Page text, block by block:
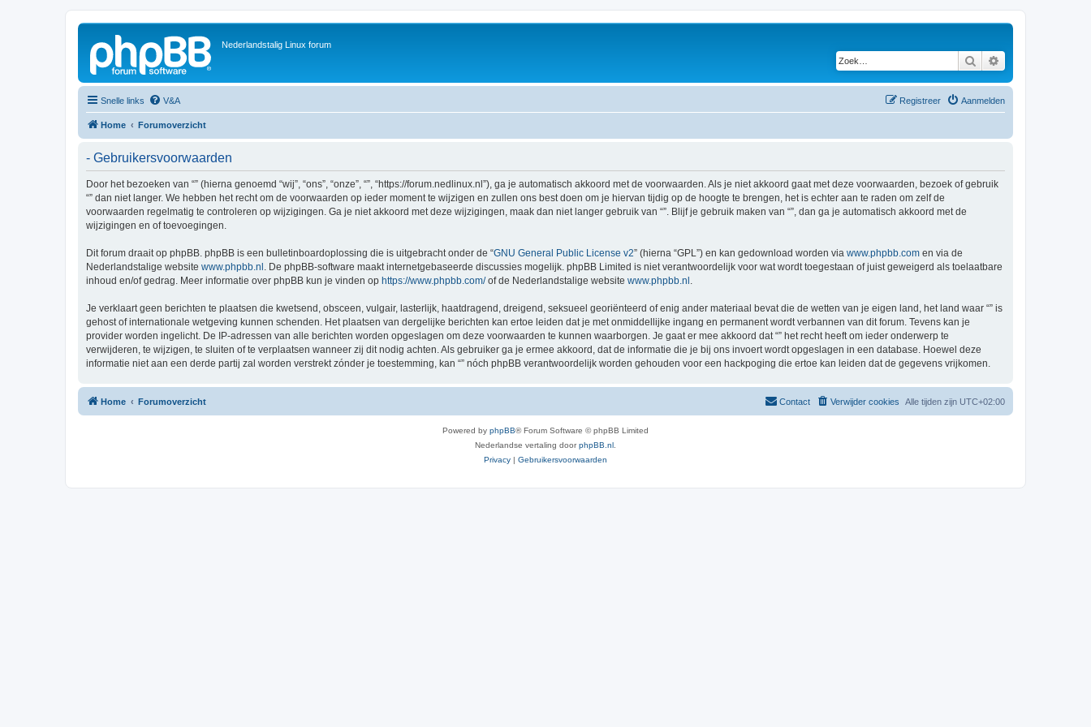
Nederlandstalig Linux forum
Zoek
Snelle links V&A Aanmelden
Registreer
Home Forumoverzicht
- Gebruikersvoorwaarden
Door het bezoeken van “” (hierna genoemd “wij”, “ons”, “onze”, “”, “https://forum.nedlinux.nl”), ga je automatisch akkoord met de voorwaarden. Als je niet akkoord gaat met deze voorwaarden, bezoek of gebruik
“” dan niet langer. We hebben het recht om de voorwaarden op ieder moment te wijzigen en zullen ons best doen om je hiervan tijdig op de hoogte te brengen, het is echter aan te raden om zelf de
voorwaarden regelmatig te controleren op wijzigingen. Ga je niet akkoord met deze wijzigingen, maak dan niet langer gebruik van “”. Blijf je gebruik maken van “”, dan ga je automatisch akkoord met de
wijzigingen en of toevoegingen.
Dit forum draait op phpBB. phpBB is een bulletinboardoplossing die is uitgebracht onder de “GNU General Public License v2” (hierna “GPL”) en kan gedownload worden via www.phpbb.com en via de
Nederlandstalige website www.phpbb.nl . De phpBB-software maakt internetgebaseerde discussies mogelijk. phpBB Limited is niet verantwoordelijk voor wat wordt toegestaan of juist geweigerd als toelaatbare
inhoud en/of gedrag. Meer informatie over phpBB kun je vinden op https://www.phpbb.com/of de Nederlandstalige website www.phpbb.nl .
Je verklaart geen berichten te plaatsen die kwetsend, obsceen, vulgair, lasterlijk, haatdragend, dreigend, seksueel georiënteerd of enig ander materiaal bevat die de wetten van je eigen land, het land waar “” is
gehost of internationale wetgeving kunnen schenden. Het plaatsen van dergelijke berichten kan ertoe leiden dat je met onmiddellijke ingang en permanent wordt verbannen van dit forum. Tevens kan je
provider worden ingelicht. De IP-adressen van alle berichten worden opgeslagen om deze voorwaarden te kunnen waarborgen. Je gaat er mee akkoord dat “” het recht heeft om ieder onderwerp te
verwijderen, te wijzigen, te sluiten of te verplaatsen wanneer zij dit nodig achten. Als gebruiker ga je ermee akkoord, dat de informatie die je bij ons invoert wordt opgeslagen in een database. Hoewel deze
informatie niet aan een derde partij zal worden verstrekt zónder je toestemming, kan “” nóch phpBB verantwoordelijk worden gehouden voor een hackpoging die ertoe kan leiden dat de gegevens vrijkomen.
Home Forumoverzicht Alle tijden zijn UTC+02:00
Verwijder cookies
Contact
Powered by phpBB® Forum Software © phpBB Limited
Nederlandse vertaling doorphpBB.nl
Privacy | Gebruikersvoorwaarden